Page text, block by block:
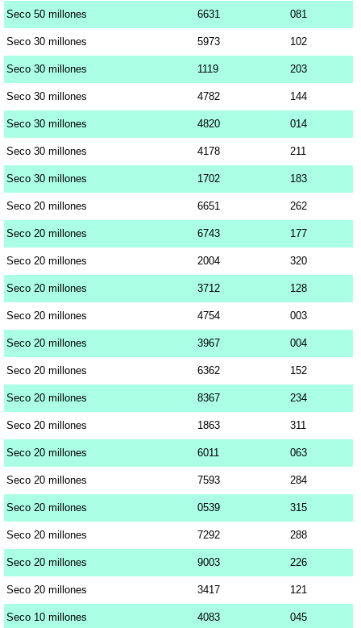
Seco 50 millones 6631 081
Seco 30 millones 5973 102
Seco 30 millones 1119 203
Seco 30 millones 4782 144
Seco 30 millones 4820 014
Seco 30 millones 4178 211
Seco 30 millones 1702 183
Seco 20 millones 6651 262
Seco 20 millones 6743 177
Seco 20 millones 2004 320
Seco 20 millones 3712 128
Seco 20 millones 4754 003
Seco 20 millones 3967 004
Seco 20 millones 6362 152
Seco 20 millones 8367 234
Seco 20 millones 1863 311
Seco 20 millones 6011 063
Seco 20 millones 7593 284
Seco 20 millones 0539 315
Seco 20 millones 7292 288
Seco 20 millones 9003 226
Seco 20 millones 3417 121
Seco 10 millones 4083 045